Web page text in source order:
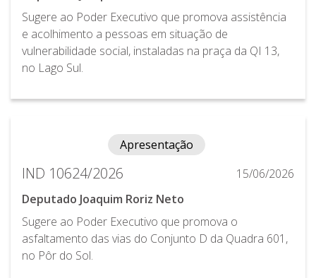
Sugere ao Poder Executivo que promova assistência
e acolhimento a pessoas em situação de
vulnerabilidade social, instaladas na praça da QI 13,
no Lago Sul.
Apresentação
IND 10624/2026
15/06/2026
Deputado Joaquim Roriz Neto
Sugere ao Poder Executivo que promova o
asfaltamento das vias do Conjunto D da Quadra 601,
no Pôr do Sol.